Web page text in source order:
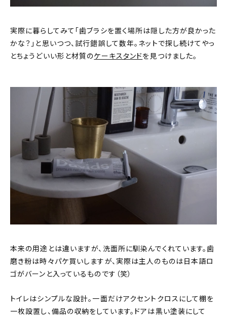
実際に暮らしてみて「歯ブラシを置く場所は隠した方が良かった
かな？」と思いつつ、試行錯誤して数年。ネットで探し続けてやっ
とちょうどいい形と材質のケーキスタンドを見つけました。
本来の用途とは違いますが、洗面所に馴染んでくれています。歯
磨き粉は時々パケ買いしますが、実際は主人のものは日本語ロ
ゴがバーンと入っているものです（笑）
トイレはシンプルな設計。一面だけアクセントクロスにして棚を
一枚設置し、備品の収納をしています。ドアは黒い塗装にして